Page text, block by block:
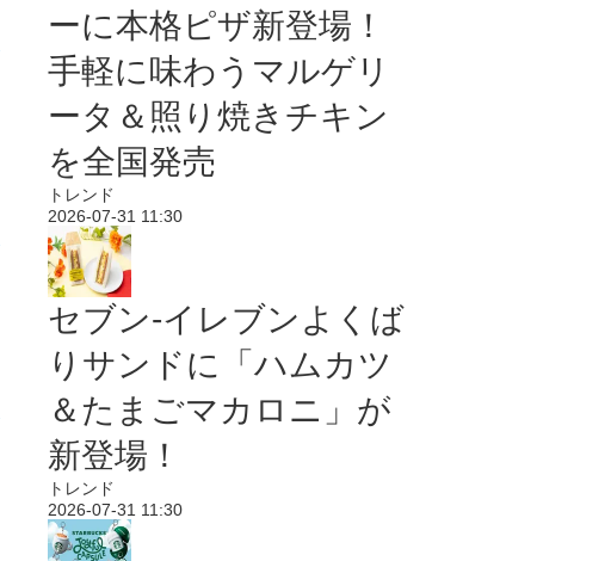
ーに本格ピザ新登場！
手軽に味わうマルゲリ
ータ＆照り焼きチキン
を全国発売
トレンド
2026-07-31 11:30
セブン‐イレブンよくば
りサンドに「ハムカツ
＆たまごマカロニ」が
新登場！
トレンド
2026-07-31 11:30